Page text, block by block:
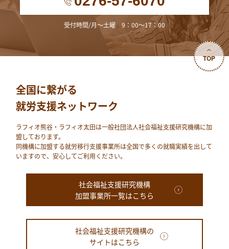
受付時間/月～土曜 9：00～17：00
TOP
全国に繋がる
就労支援ネットワーク
ラフィオ熊⾕・ラフィオ太田は⼀般社団法⼈社会福祉⽀援研究機構に加
盟しております。
同機構に加盟する就労移⾏⽀援事業所は全国で多くの就職実績を出して
いますので、安⼼してご利⽤ください。
社会福祉支援研究機構
加盟事業所一覧はこちら
社会福祉支援研究機構の
サイトはこちら